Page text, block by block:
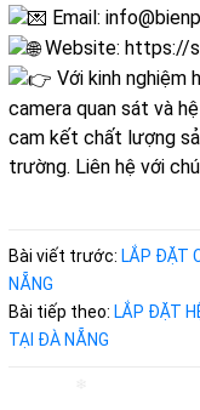
Email:
Website: https://
Với kinh nghiệm
camera quan sát và
cam kết chất lượng
trường. Liên hệ với
Bài viết trước: LẮP ĐẶT
NẴNG
Bài tiếp theo: LẮP ĐẶT
TẠI ĐÀ NẴNG